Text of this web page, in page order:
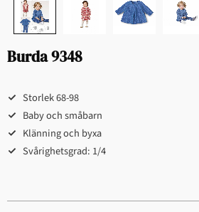
Burda 9348
Storlek 68-98
Baby och småbarn
Klänning och byxa
Svårighetsgrad: 1/4